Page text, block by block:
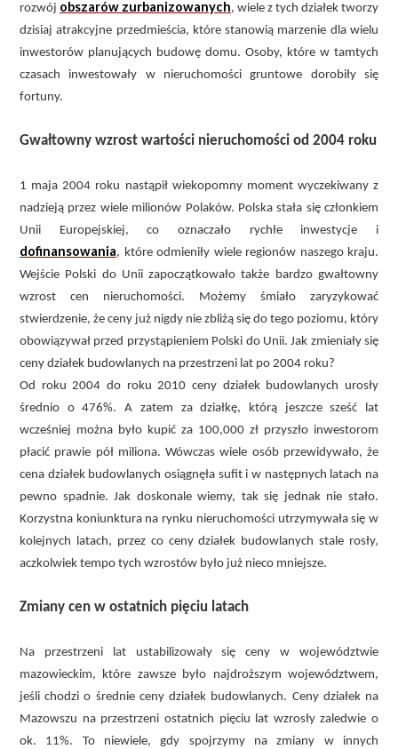
rozwój obszarów zurbanizowanych, wiele z tych działek tworzy
dzisiaj atrakcyjne przedmieścia, które stanowią marzenie dla wielu
inwestorów planujących budowę domu. Osoby, które w tamtych
czasach inwestowały w nieruchomości gruntowe dorobiły się
fortuny.
Gwałtowny wzrost wartości nieruchomości od 2004 roku
1 maja 2004 roku nastąpił wiekopomny moment wyczekiwany z
nadzieją przez wiele milionów Polaków. Polska stała się członkiem
Unii Europejskiej, co oznaczało rychłe inwestycje i
dofinansowania, które odmieniły wiele regionów naszego kraju.
Wejście Polski do Unii zapoczątkowało także bardzo gwałtowny
wzrost cen nieruchomości. Możemy śmiało zaryzykować
stwierdzenie, że ceny już nigdy nie zbliżą się do tego poziomu, który
obowiązywał przed przystąpieniem Polski do Unii. Jak zmieniały się
ceny działek budowlanych na przestrzeni lat po 2004 roku?
Od roku 2004 do roku 2010 ceny działek budowlanych urosły
średnio o 476%. A zatem za działkę, którą jeszcze sześć lat
wcześniej można było kupić za 100,000 zł przyszło inwestorom
płacić prawie pół miliona. Wówczas wiele osób przewidywało, że
cena działek budowlanych osiągnęła sufit i w następnych latach na
pewno spadnie. Jak doskonale wiemy, tak się jednak nie stało.
Korzystna koniunktura na rynku nieruchomości utrzymywała się w
kolejnych latach, przez co ceny działek budowlanych stale rosły,
aczkolwiek tempo tych wzrostów było już nieco mniejsze.
Zmiany cen w ostatnich pięciu latach
Na przestrzeni lat ustabilizowały się ceny w województwie
mazowieckim, które zawsze było najdroższym województwem,
jeśli chodzi o średnie ceny działek budowlanych. Ceny działek na
Mazowszu na przestrzeni ostatnich pięciu lat wzrosły zaledwie o
ok. 11%. To niewiele, gdy spojrzymy na zmiany w innych